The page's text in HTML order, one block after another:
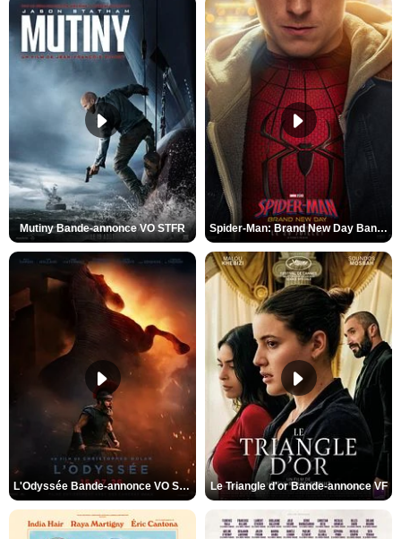
Mutiny Bande-annonce VO STFR Spider-Man: Brand New Day Bande-annonce VO STFR
L'Odyssée Bande-annonce VO STFR Le Triangle d'or Bande-annonce VF